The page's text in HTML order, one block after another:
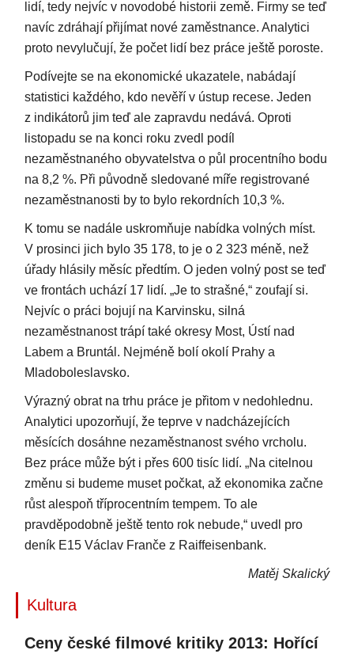
lidí, tedy nejvíc v novodobé historii země. Firmy se teď
navíc zdráhají přijímat nové zaměstnance. Analytici
proto nevylučují, že počet lidí bez práce ještě poroste.
Podívejte se na ekonomické ukazatele, nabádají
statistici každého, kdo nevěří v ústup recese. Jeden
z indikátorů jim teď ale zapravdu nedává. Oproti
listopadu se na konci roku zvedl podíl
nezaměstnaného obyvatelstva o půl procentního bodu
na 8,2 %. Při původně sledované míře registrované
nezaměstnanosti by to bylo rekordních 10,3 %.
K tomu se nadále uskromňuje nabídka volných míst.
V prosinci jich bylo 35 178, to je o 2 323 méně, než
úřady hlásily měsíc předtím. O jeden volný post se teď
ve frontách uchází 17 lidí. „Je to strašné,“ zoufají si.
Nejvíc o práci bojují na Karvinsku, silná
nezaměstnanost trápí také okresy Most, Ústí nad
Labem a Bruntál. Nejméně bolí okolí Prahy a
Mladoboleslavsko.
Výrazný obrat na trhu práce je přitom v nedohlednu.
Analytici upozorňují, že teprve v nadcházejících
měsících dosáhne nezaměstnanost svého vrcholu.
Bez práce může být i přes 600 tisíc lidí. „Na citelnou
změnu si budeme muset počkat, až ekonomika začne
růst alespoň tříprocentním tempem. To ale
pravděpodobně ještě tento rok nebude,“ uvedl pro
deník E15 Václav Franče z Raiffeisenbank.
Matěj Skalický
Kultura
Ceny české filmové kritiky 2013: Hořící